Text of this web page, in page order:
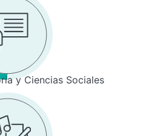
y Ciencias Sociales